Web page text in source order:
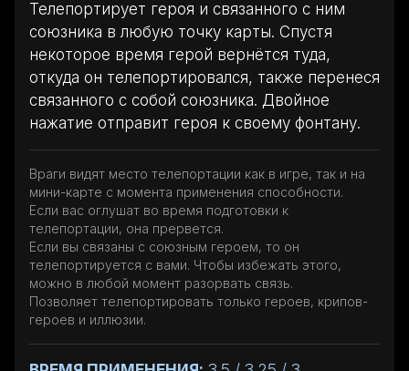
Телепортирует героя и связанного с ним
союзника в любую точку карты. Спустя
некоторое время герой вернётся туда,
откуда он телепортировался, также перенеся
связанного с собой союзника. Двойное
нажатие отправит героя к своему фонтану.
Враги видят место телепортации как в игре, так и на
мини-карте с момента применения способности.
Если вас оглушат во время подготовки к
телепортации, она прервется.
Если вы связаны с союзным героем, то он
телепортируется с вами. Чтобы избежать этого,
можно в любой момент разорвать связь.
Позволяет телепортировать только героев, крипов-
героев и иллюзии.